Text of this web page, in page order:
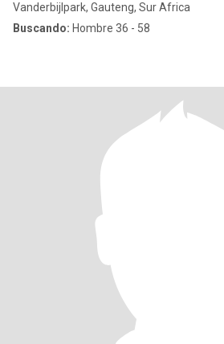
Vanderbijlpark, Gauteng, Sur Africa
Buscando: Hombre 36 - 58